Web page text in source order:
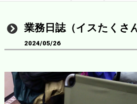
業務日誌（イスたくさ
2024/05/26